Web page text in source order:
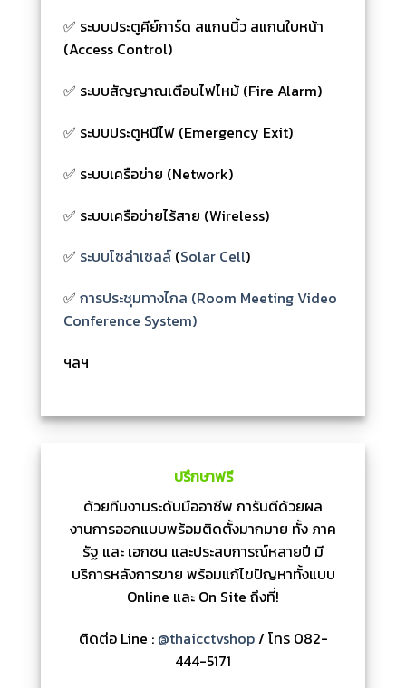
✅ ระบบประตูคีย์การ์ด สแกนนิ้ว สแกนใบหน้า
(Access Control)
✅ ระบบสัญญาณเตือนไฟไหม้ (Fire Alarm)
✅ ระบบประตูหนีไฟ (Emergency Exit)
✅ ระบบเครือข่าย (Network)
✅ ระบบเครือข่ายไร้สาย (Wireless)
✅ ระบบโซล่าเซลล์ (Solar Cell)
✅ การประชุมทางไกล (Room Meeting Video
Conference System)
ฯลฯ
ปรึกษาฟรี
ด้วยทีมงานระดับมืออาชีพ การันตีด้วยผล
งานการออกแบบพร้อมติดตั้งมากมาย ทั้ง ภาค
รัฐ และ เอกชน และประสบการณ์หลายปี มี
บริการหลังการขาย พร้อมแก้ไขปัญหาทั้งแบบ
Online และ On Site ถึงที่!
ติดต่อ Line : @thaicctvshop/ โทร 082-
444-5171